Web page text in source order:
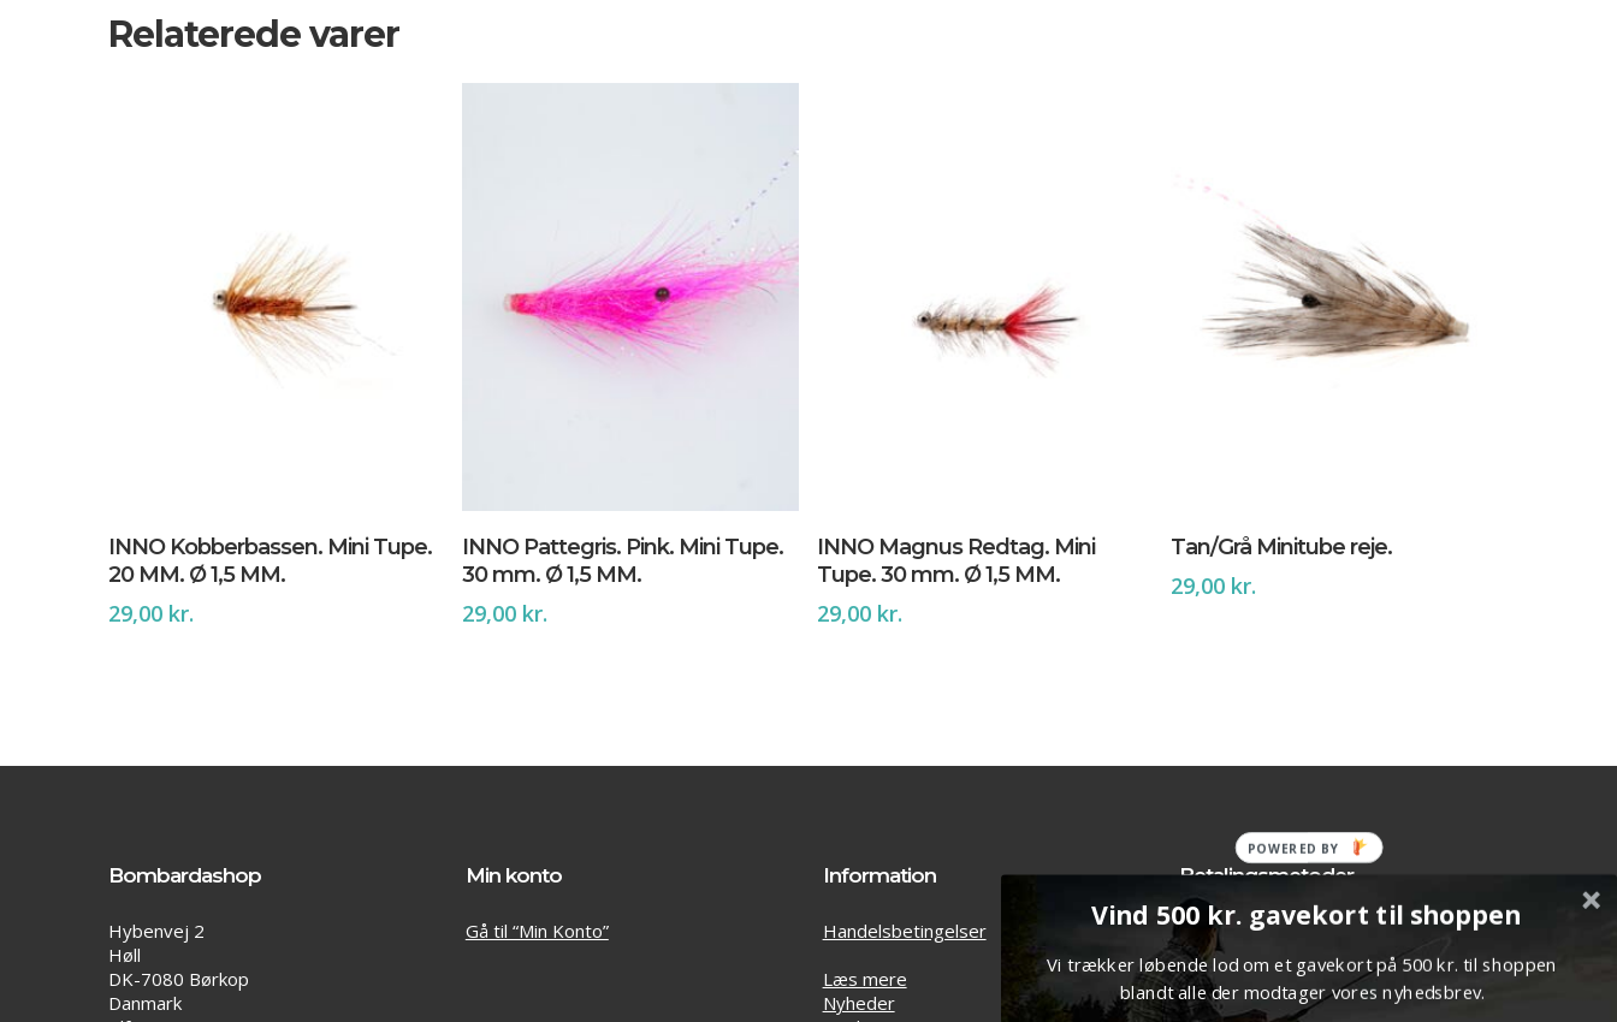
Relaterede varer
Tilføj Til Kurv
INNO Kobberbassen. Mini Tupe.
20 MM. Ø 1,5 MM.
29,00 kr.
Tilføj Til Kurv
INNO Pattegris. Pink. Mini Tupe.
30 mm. Ø 1,5 MM.
29,00 kr.
Tilføj Til Kurv
INNO Magnus Redtag. Mini
Tupe. 30 mm. Ø 1,5 MM.
29,00 kr.
Tilføj Til Kurv
Tan/Grå Minitube reje.
29,00 kr.
Bombardashop
Hybenvej 2
Høll
DK-7080 Børkop
Danmark
Min konto
Gå til “Min Konto”
Information
Handelsbetingelser
Læs mere
Nyheder
Betalingsmetoder
Vind 500 kr. gavekort til shoppen
Vi trækker løbende lod om et gavekort på 500 kr. til shoppen
blandt alle der modtager vores nyhedsbrev.
POWERED BY